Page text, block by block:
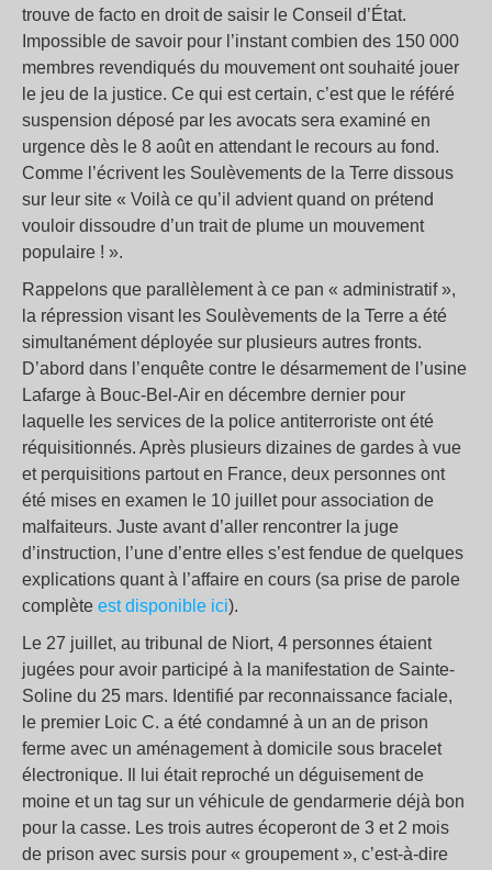
trouve de facto en droit de saisir le Conseil d’État.
Impossible de savoir pour l’instant combien des 150 000
membres revendiqués du mouvement ont souhaité jouer
le jeu de la justice. Ce qui est certain, c’est que le référé
suspension déposé par les avocats sera examiné en
urgence dès le 8 août en attendant le recours au fond.
Comme l’écrivent les Soulèvements de la Terre dissous
sur leur site « Voilà ce qu’il advient quand on prétend
vouloir dissoudre d’un trait de plume un mouvement
populaire ! ».
Rappelons que parallèlement à ce pan « administratif »,
la répression visant les Soulèvements de la Terre a été
simultanément déployée sur plusieurs autres fronts.
D’abord dans l’enquête contre le désarmement de l’usine
Lafarge à Bouc-Bel-Air en décembre dernier pour
laquelle les services de la police antiterroriste ont été
réquisitionnés. Après plusieurs dizaines de gardes à vue
et perquisitions partout en France, deux personnes ont
été mises en examen le 10 juillet pour association de
malfaiteurs. Juste avant d’aller rencontrer la juge
d’instruction, l’une d’entre elles s’est fendue de quelques
explications quant à l’affaire en cours (sa prise de parole
complète est disponible ici).
Le 27 juillet, au tribunal de Niort, 4 personnes étaient
jugées pour avoir participé à la manifestation de Sainte-
Soline du 25 mars. Identifié par reconnaissance faciale,
le premier Loic C. a été condamné à un an de prison
ferme avec un aménagement à domicile sous bracelet
électronique. Il lui était reproché un déguisement de
moine et un tag sur un véhicule de gendarmerie déjà bon
pour la casse. Les trois autres écoperont de 3 et 2 mois
de prison avec sursis pour « groupement », c’est-à-dire